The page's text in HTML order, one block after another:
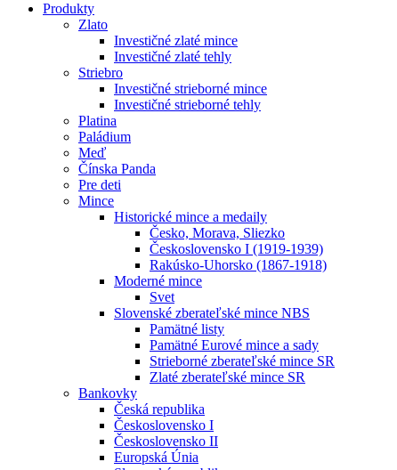
Produkty
Zlato
Investičné zlaté mince
Investičné zlaté tehly
Striebro
Investičné strieborné mince
Investičné strieborné tehly
Platina
Paládium
Meď
Čínska Panda
Pre deti
Mince
Historické mince a medaily
Česko, Morava, Sliezko
Československo I (1919-1939)
Rakúsko-Uhorsko (1867-1918)
Moderné mince
Svet
Slovenské zberateľské mince NBS
Pamätné listy
Pamätné Eurové mince a sady
Strieborné zberateľské mince SR
Zlaté zberateľské mince SR
Bankovky
Česká republika
Československo I
Československo II
Europská Únia